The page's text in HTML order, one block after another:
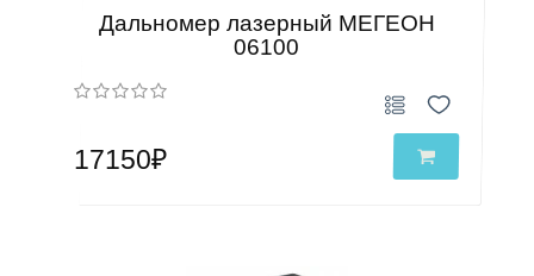
Дальномер лазерный МЕГЕОН
06100
17150₽